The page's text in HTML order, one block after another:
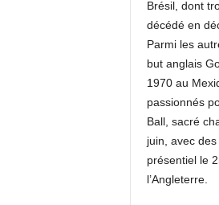
Brésil, dont
décédé en
Parmi les
but anglais
1970 au
passionnés
Ball, sacré
juin, avec
présentiel le
l’Angleterre.